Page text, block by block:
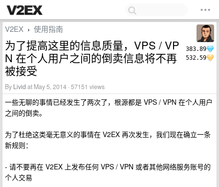
383.89
532.59
V2EX › 使用指南
为了提高这里的信息质量，VPS / VP
N 在个人用户之间的倒卖信息将不再
被接受
By Livid at May 5, 2014 · 57151 views
一些无聊的事情已经发生了两次了，根源都是 VPS / VPN 在个人用户
之间的倒卖。
为了杜绝这类毫无意义的事情在 V2EX 再次发生，我们现在确立一条
新规则：
- 请不要再在 V2EX 上发布任何 VPS / VPN 或者其他网络服务账号的
个人交易